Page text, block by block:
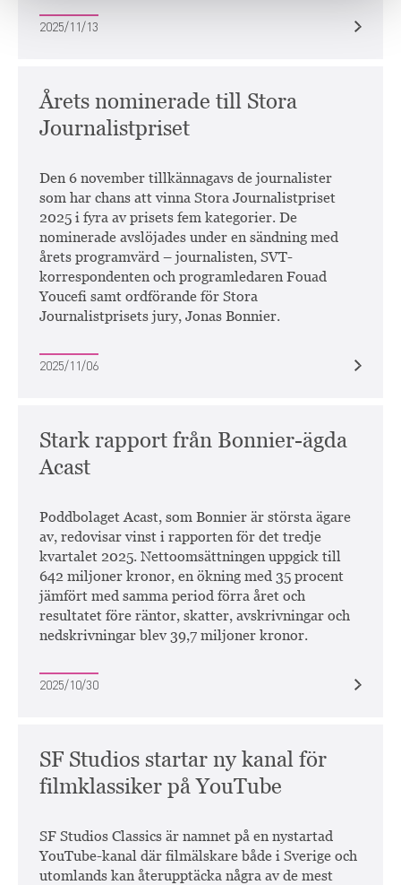
2025/11/13
Årets nominerade till Stora
Journalistpriset
Den 6 november tillkännagavs de journalister
som har chans att vinna Stora Journalistpriset
2025 i fyra av prisets fem kategorier. De
nominerade avslöjades under en sändning med
årets programvärd – journalisten, SVT-
korrespondenten och programledaren Fouad
Youcefi samt ordförande för Stora
Journalistprisets jury, Jonas Bonnier.
2025/11/06
Stark rapport från Bonnier-ägda
Acast
Poddbolaget Acast, som Bonnier är största ägare
av, redovisar vinst i rapporten för det tredje
kvartalet 2025. Nettoomsättningen uppgick till
642 miljoner kronor, en ökning med 35 procent
jämfört med samma period förra året och
resultatet före räntor, skatter, avskrivningar och
nedskrivningar blev 39,7 miljoner kronor.
2025/10/30
SF Studios startar ny kanal för
filmklassiker på YouTube
SF Studios Classics är namnet på en nystartad
YouTube-kanal där filmälskare både i Sverige och
utomlands kan återupptäcka några av de mest